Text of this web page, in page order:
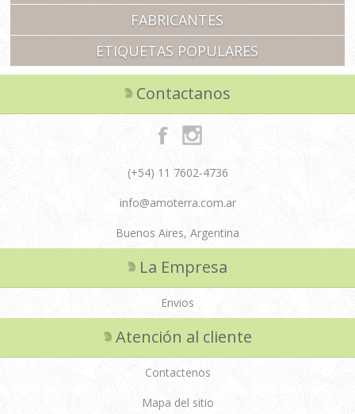
FABRICANTES
ETIQUETAS POPULARES
Contactanos
(+54) 11 7602-4736
info@amoterra.com.ar
Buenos Aires, Argentina
La Empresa
Envios
Atención al cliente
Contactenos
Mapa del sitio